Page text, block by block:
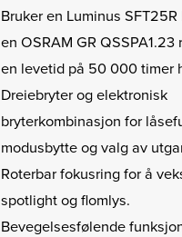
Bruker en Luminus
en OSRAM GR QSSPA1.23
en levetid på 50 000 timer
Dreiebryter og elektronisk
bryterkombinasjon for
modusbytte og valg av
Roterbar fokusring for å
spotlight og flomlys.
Bevegelsesfølende